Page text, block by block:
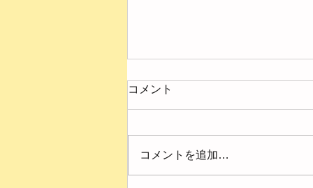
コメント
コメントを追加…